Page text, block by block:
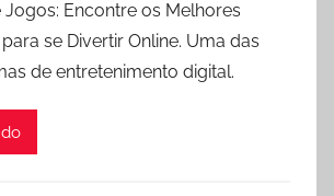
Encontre os Melhores
se Divertir Online. Uma das
de entretenimento digital.